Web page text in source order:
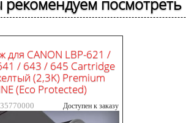
для CANON LBP-621 /
/ 643 / 645 Cartridge
(2,3K) Premium
(Eco Protected)
Доступен к заказу